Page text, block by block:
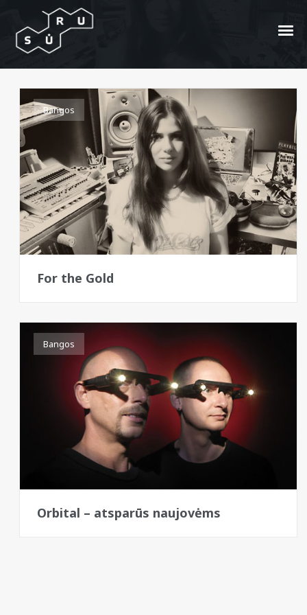
ambient techno
Bangos
For the Gold
Bangos
Orbital – atsparūs naujovėms